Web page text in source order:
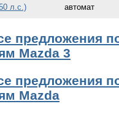
л.с.) автомат
предложения
Mazda 3
предложения
Mazda